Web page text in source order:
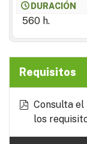
DURACIÓN
560 h.
Requisitos
Consulta el
los